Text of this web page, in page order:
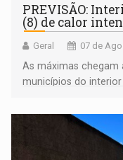
PREVISÃO:
(8) de calor
Geral 07 de
As máximas chegam
municípios do